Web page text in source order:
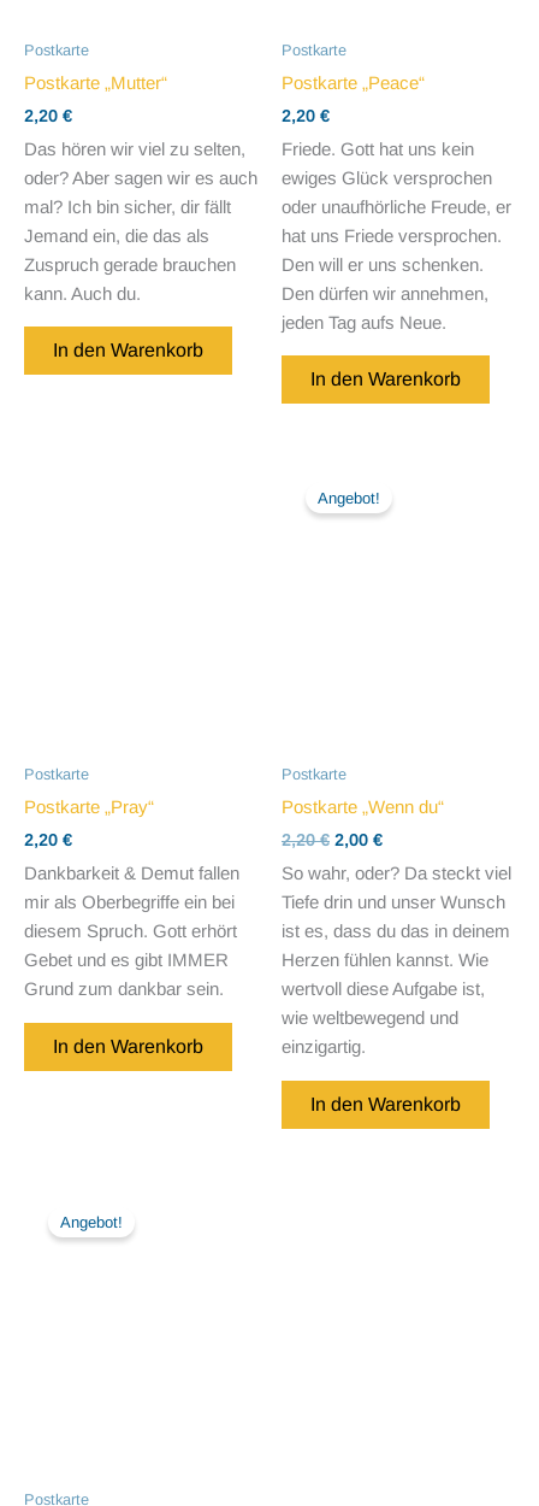
Postkarte
Postkarte „Mutter“
2,20 €
Das hören wir viel zu selten,
oder? Aber sagen wir es auch
mal? Ich bin sicher, dir fällt
Jemand ein, die das als
Zuspruch gerade brauchen
kann. Auch du.
In den Warenkorb
Postkarte
Postkarte „Peace“
2,20 €
Friede. Gott hat uns kein
ewiges Glück versprochen
oder unaufhörliche Freude, er
hat uns Friede versprochen.
Den will er uns schenken.
Den dürfen wir annehmen,
jeden Tag aufs Neue.
In den Warenkorb
Postkarte
Postkarte „Pray“
2,20 €
Dankbarkeit & Demut fallen
mir als Oberbegriffe ein bei
diesem Spruch. Gott erhört
Gebet und es gibt IMMER
Grund zum dankbar sein.
In den Warenkorb
Angebot!
Postkarte
Postkarte „Wenn du“
2,20€ Ursprünglicher
war:
2,20 €
2,00 €Aktueller
ist:
2,00 €.
So wahr, oder? Da steckt viel
Tiefe drin und unser Wunsch
ist es, dass du das in deinem
Herzen fühlen kannst. Wie
wertvoll diese Aufgabe ist,
wie weltbewegend und
einzigartig.
In den Warenkorb
Angebot!
Postkarte